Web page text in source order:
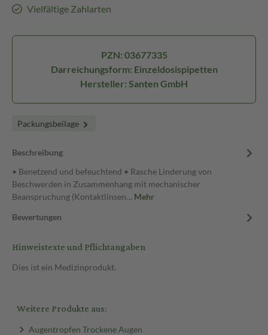
Vielfältige Zahlarten
PZN: 03677335
Darreichungsform: Einzeldosispipetten
Hersteller: Santen GmbH
Packungsbeilage
Beschreibung
• Benetzend und befeuchtend • Rasche Linderung von
Beschwerden in Zusammenhang mit mechanischer
Beanspruchung (Kontaktlinsen… Mehr
Bewertungen
Hinweistexte und Pflichtangaben
Dies ist ein Medizinprodukt.
Weitere Produkte aus:
Augentropfen Trockene Augen